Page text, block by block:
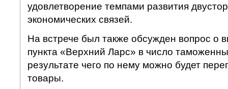
удовлетворение темпами развития
экономических связей.
На встрече был также обсужден вопрос о
пункта «Верхний Ларс» в число
результате чего по нему можно будет
товары.